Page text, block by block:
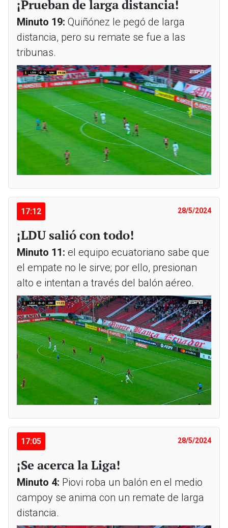
¡Prueban de larga distancia!
Minuto 19: Quiñónez le pegó de larga
distancia, pero su remate se fue a las
tribunas.
17:12 28/5/2024
¡LDU salió con todo!
Minuto 11: el equipo ecuatoriano sabe que
el empate no le sirve; por ello, presionan
alto e intentan a través del balón aéreo.
17:05 28/5/2024
¡Se acerca la Liga!
Minuto 4: Piovi roba un balón en el medio
campoy se anima con un remate de larga
distancia.